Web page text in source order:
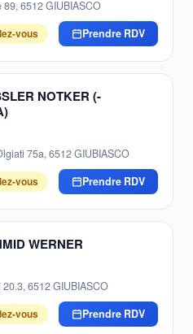
6512 GIUBIASCO
vous
Prendre RDV
NOTKER (-
75a, 6512 GIUBIASCO
vous
Prendre RDV
WERNER
6512 GIUBIASCO
vous
Prendre RDV